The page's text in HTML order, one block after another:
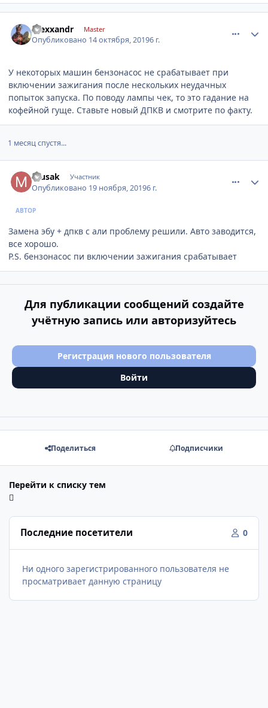
Alexxandr Master
Опубликовано 14 октября, 20196 г.
У некоторых машин бензонасос не срабатывает при
включении зажигания после нескольких неудачных
попыток запуска. По поводу лампы чек, то это гадание на
кофейной гуще. Ставьте новый ДПКВ и смотрите по факту.
1 месяц спустя...
musak Участник
Опубликовано 19 ноября, 20196 г.
АВТОР
Замена эбу + дпкв с али проблему решили. Авто заводится,
все хорошо.
P.S. бензонасос пи включении зажигания срабатывает
Для публикации сообщений создайте
учётную запись или авторизуйтесь
Регистрация нового пользователя
Войти
Поделиться Подписчики
Перейти к списку тем
Последние посетители 0
Ни одного зарегистрированного пользователя не
просматривает данную страницу